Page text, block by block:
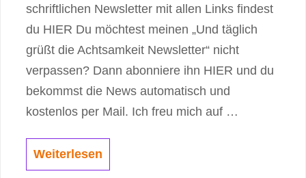
schriftlichen Newsletter mit allen Links findest
du HIER Du möchtest meinen „Und täglich
grüßt die Achtsamkeit Newsletter“ nicht
verpassen? Dann abonniere ihn HIER und du
bekommst die News automatisch und
kostenlos per Mail. Ich freu mich auf …
Weiterlesen